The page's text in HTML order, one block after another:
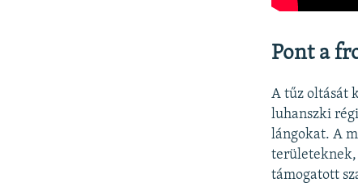
Pont a
A tűz oltását
luhanszki
lángokat. A
területeknek,
támogatott